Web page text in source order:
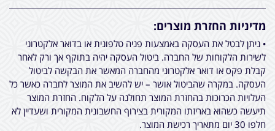
מדיניות החזרת מוצרים:
• ניתן לבטל את העסקה באמצעות פניה טלפונית או בדואר אלקטרוני
לשירות הלקוחות של החברה. ביטול העסקה יהיה בתוקף אך ורק לאחר
קבלת פקס או דואר אלקטרוני מהחברה המאשר את הבקשה לביטול
העסקה. במקרה שהביטול אושר – יש להשיב את המוצר לחברה כאשר כל
העלויות הכרוכות בהחזרת המוצר תחולנה על הלקוח. החזרת המוצר
תיעשה כשהוא באריזתו המקורית בצירוף החשבונית המקורית ושעדיין לא
חלפו 30 יום מתאריך רכישת המוצר.